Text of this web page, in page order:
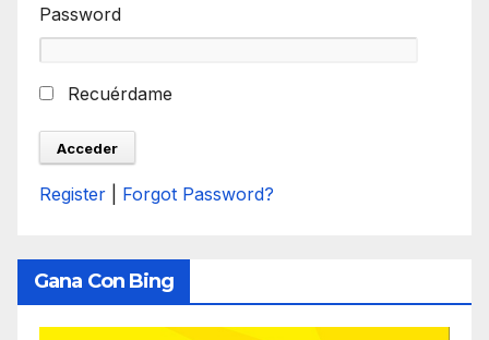
Password
Recuérdame
Register Forgot Password?
Gana Con Bing